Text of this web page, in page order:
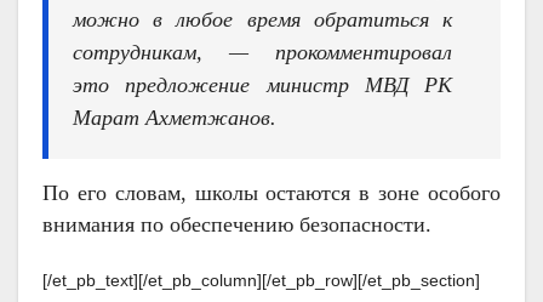
можно в любое время обратиться к
сотрудникам, — прокомментировал
это предложение министр МВД РК
Марат Ахметжанов.
По его словам, школы остаются в зоне особого
внимания по обеспечению безопасности.
[/et_pb_text][/et_pb_column][/et_pb_row][/et_pb_section]